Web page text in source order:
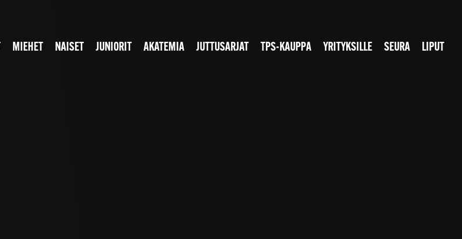
MIEHET NAISET JUNIORIT AKATEMIA JUTTUSARJAT TPS-KAUPPA YRITYKSILLE SEURA LIPUT